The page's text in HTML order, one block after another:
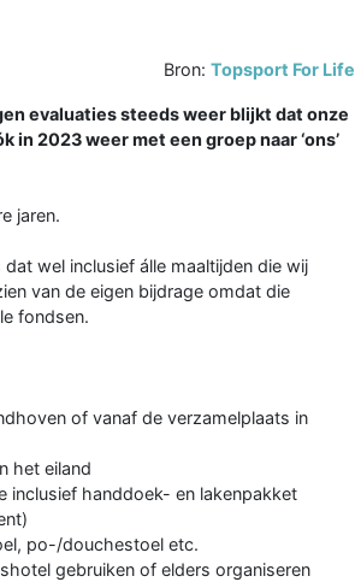
Bron:Topsport For Life
evaluaties steeds weer blijkt dat onze
in 2023 weer met een groep naar ‘ons’
jaren.
wel inclusief álle maaltijden die wij
van de eigen bijdrage omdat die
fondsen.
of vanaf de verzamelplaats in
het eiland
inclusief handdoek- en lakenpakket
po-/douchestoel etc.
gebruiken of elders organiseren